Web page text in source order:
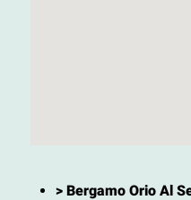
> Bergamo Orio Al